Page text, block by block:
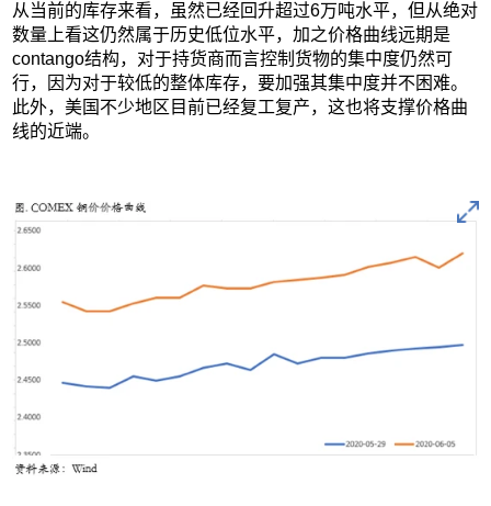
从当前的库存来看，虽然已经回升超过6万吨水平，但从绝对
数量上看这仍然属于历史低位水平，加之价格曲线远期是
contango结构，对于持货商而言控制货物的集中度仍然可
行，因为对于较低的整体库存，要加强其集中度并不困难。
此外，美国不少地区目前已经复工复产，这也将支撑价格曲
线的近端。